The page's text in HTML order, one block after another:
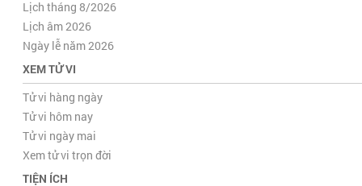
Lịch tháng 8/2026
Lịch âm 2026
Ngày lễ năm 2026
XEM TỬ VI
Tử vi hàng ngày
Tử vi hôm nay
Tử vi ngày mai
Xem tử vi trọn đời
TIỆN ÍCH